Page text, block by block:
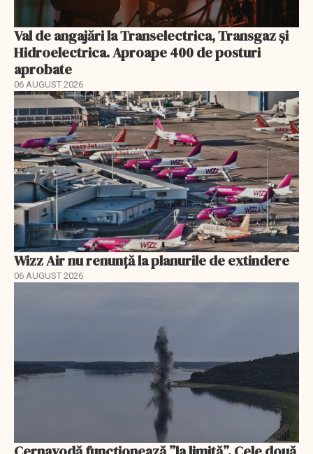
Val de angajări la Transelectrica, Transgaz și
Hidroelectrica. Aproape 400 de posturi
aprobate
06 AUGUST 2026
Wizz Air nu renunță la planurile de extindere
06 AUGUST 2026